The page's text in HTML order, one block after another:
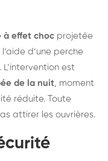
à effet choc projetée
d’une perche
est
de la nuit, moment
réduite. Toute
attirer les ouvrières.